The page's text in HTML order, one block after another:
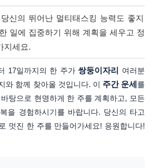
당신의 뛰어난 멀티태스킹 능력도 좋지
일에 집중하기 위해 계획을 세우고 정
지세요.
17일까지의 한 주가쌍둥이자리
여러분
와 함께 찾아올 것입니다. 이 주간 운세 를
탕으로 현명하게 한 주를 계획하고, 모든
을 경험하시기를 바랍니다. 당신의 타고
멋진 한 주를 만들어가세요! 응원합니다!